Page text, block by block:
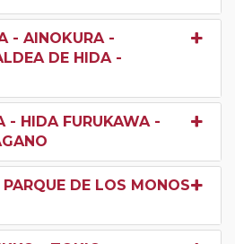
- AINOKURA -
DE HIDA -
- HIDA FURUKAWA -
DE LOS MONOS -